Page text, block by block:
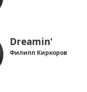
Dreamin'
Филипп Киркоров